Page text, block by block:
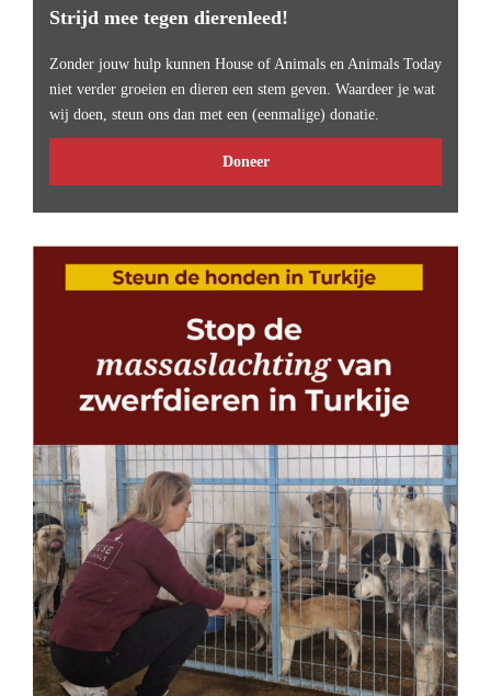
Strijd mee tegen dierenleed!
Zonder jouw hulp kunnen House of Animals en Animals Today
niet verder groeien en dieren een stem geven. Waardeer je wat
wij doen, steun ons dan met een (eenmalige) donatie.
Doneer